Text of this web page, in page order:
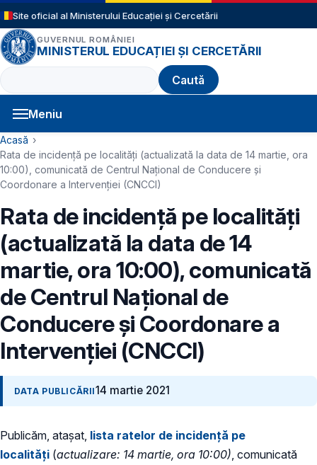
Sari la conținutul principal
Site oficial al Ministerului Educației și Cercetării
GUVERNUL ROMÂNIEI
MINISTERUL EDUCAȚIEI ȘI CERCETĂRII
Caută
Meniu
Navigație principală
Cale de navigare
Acasă
Rata de incidență pe localități (actualizată la data de 14 martie, ora
10:00), comunicată de Centrul Național de Conducere și
Coordonare a Intervenției (CNCCI)
Rata de incidență pe localități
(actualizată la data de 14
martie, ora 10:00), comunicată
de Centrul Național de
Conducere și Coordonare a
Intervenției (CNCCI)
DATA PUBLICĂRII14 martie 2021
Publicăm, atașat, lista ratelor de incidență pe
localități (actualizare: 14 martie, ora 10:00) , comunicată